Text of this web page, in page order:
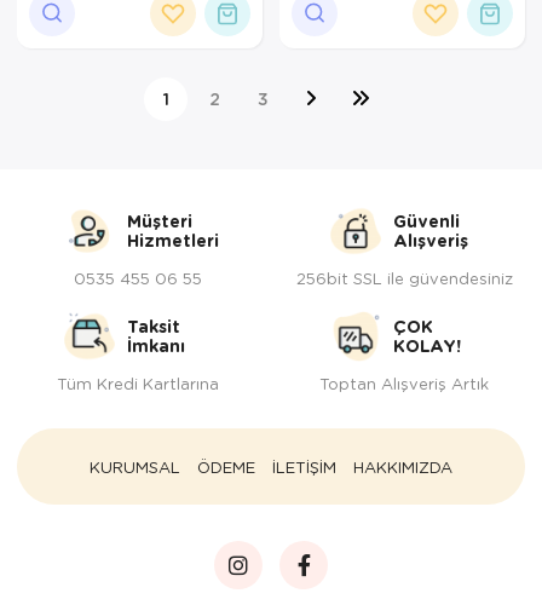
1 2 3
Müşteri
Hizmetleri
0535 455 06 55
Güvenli
Alışveriş
256bit SSL ile güvendesiniz
Taksit
İmkanı
Tüm Kredi Kartlarına
ÇOK
KOLAY!
Toptan Alışveriş Artık
KURUMSAL ÖDEME İLETİŞİM HAKKIMIZDA